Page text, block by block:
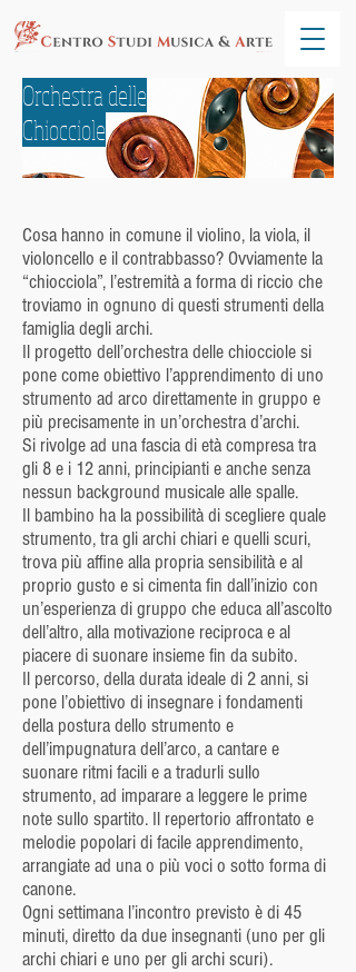
Orchestra delle
Chiocciole
Cosa hanno in comune il violino, la viola, il
violoncello e il contrabbasso? Ovviamente la
“chiocciola”, l’estremità a forma di riccio che
troviamo in ognuno di questi strumenti della
famiglia degli archi.
Il progetto dell’orchestra delle chiocciole si
pone come obiettivo l’apprendimento di uno
strumento ad arco direttamente in gruppo e
più precisamente in un’orchestra d’archi.
Si rivolge ad una fascia di età compresa tra
gli 8 e i 12 anni, principianti e anche senza
nessun background musicale alle spalle.
Il bambino ha la possibilità di scegliere quale
strumento, tra gli archi chiari e quelli scuri,
trova più affine alla propria sensibilità e al
proprio gusto e si cimenta fin dall’inizio con
un’esperienza di gruppo che educa all’ascolto
dell’altro, alla motivazione reciproca e al
piacere di suonare insieme fin da subito.
Il percorso, della durata ideale di 2 anni, si
pone l’obiettivo di insegnare i fondamenti
della postura dello strumento e
dell’impugnatura dell’arco, a cantare e
suonare ritmi facili e a tradurli sullo
strumento, ad imparare a leggere le prime
note sullo spartito. Il repertorio affrontato e
melodie popolari di facile apprendimento,
arrangiate ad una o più voci o sotto forma di
canone.
Ogni settimana l’incontro previsto è di 45
minuti, diretto da due insegnanti (uno per gli
archi chiari e uno per gli archi scuri).